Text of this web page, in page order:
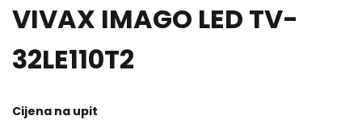
VIVAX IMAGO LED TV-
32LE110T2
Cijena na upit